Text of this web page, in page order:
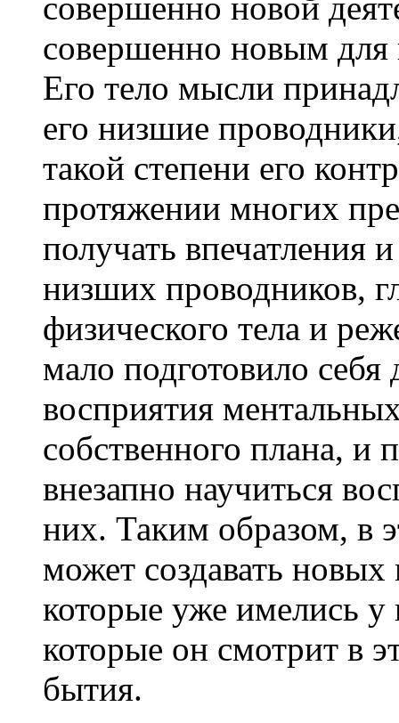
совершенно новой
совершенно новым для
Его тело мысли
его низшие
такой степени его
протяжении многих
получать впечатления
низших проводников,
физического тела и
мало подготовило себя
восприятия
собственного плана, и
внезапно научиться
них. Таким образом, в
может создавать
которые уже имелись у
которые он смотрит в
бытия.